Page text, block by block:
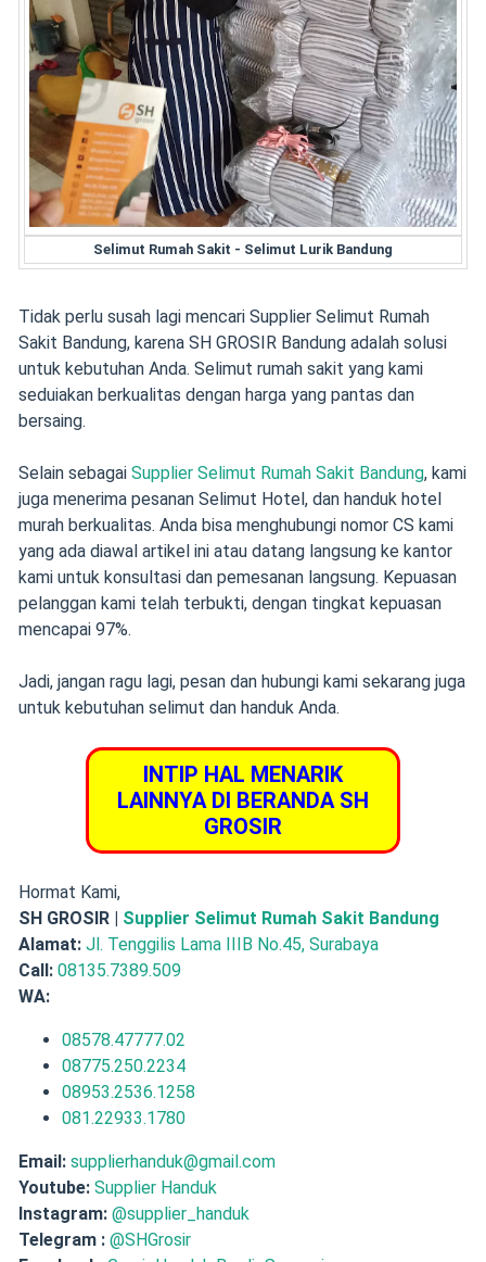
Selimut Rumah Sakit - Selimut Lurik Bandung
Tidak perlu susah lagi mencari Supplier Selimut Rumah
Sakit Bandung, karena SH GROSIR Bandung adalah solusi
untuk kebutuhan Anda. Selimut rumah sakit yang kami
seduiakan berkualitas dengan harga yang pantas dan
bersaing.
Selain sebagai Supplier Selimut Rumah Sakit Bandung, kami
juga menerima pesanan Selimut Hotel, dan handuk hotel
murah berkualitas. Anda bisa menghubungi nomor CS kami
yang ada diawal artikel ini atau datang langsung ke kantor
kami untuk konsultasi dan pemesanan langsung. Kepuasan
pelanggan kami telah terbukti, dengan tingkat kepuasan
mencapai 97%.
Jadi, jangan ragu lagi, pesan dan hubungi kami sekarang juga
untuk kebutuhan selimut dan handuk Anda.
INTIP HAL MENARIK
LAINNYA DI BERANDA SH
GROSIR
Hormat Kami,
SH GROSIR | Supplier Selimut Rumah Sakit Bandung
Alamat: Jl. Tenggilis Lama IIIB No.45, Surabaya
Call: 08135.7389.509
WA:
08578.47777.02
08775.250.2234
08953.2536.1258
081.22933.1780
Email: supplierhanduk@gmail.com
Youtube: Supplier Handuk
Instagram: @supplier_handuk
Telegram : @SHGrosir